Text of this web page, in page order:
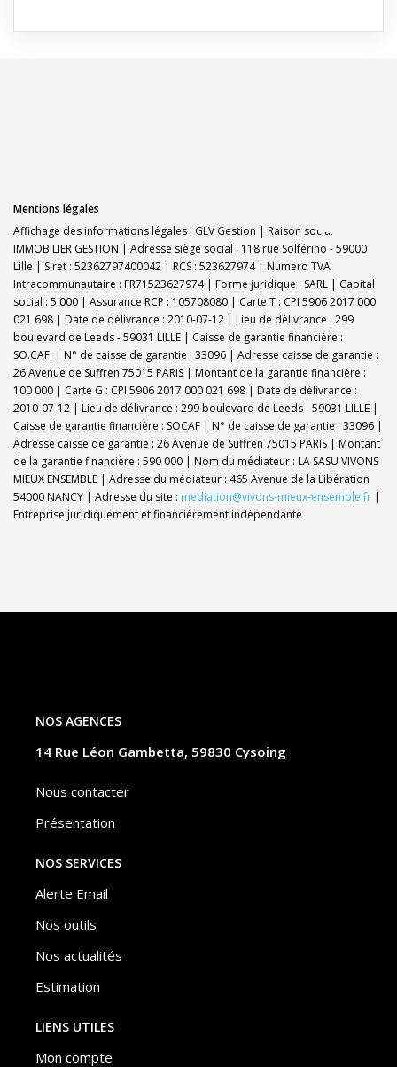
Mentions légales
Affichage des informations légales : GLV Gestion | Raison sociale : GLV
IMMOBILIER GESTION | Adresse siège social : 118 rue Solférino - 59000
Lille | Siret : 52362797400042 | RCS : 523627974 | Numero TVA
Intracommunautaire : FR71523627974 | Forme juridique : SARL | Capital
social : 5 000 | Assurance RCP : 105708080 | Carte T : CPI 5906 2017 000
021 698 | Date de délivrance : 2010-07-12 | Lieu de délivrance : 299
boulevard de Leeds - 59031 LILLE | Caisse de garantie financière :
SO.CAF. | N° de caisse de garantie : 33096 | Adresse caisse de garantie :
26 Avenue de Suffren 75015 PARIS | Montant de la garantie financière :
100 000 | Carte G : CPI 5906 2017 000 021 698 | Date de délivrance :
2010-07-12 | Lieu de délivrance : 299 boulevard de Leeds - 59031 LILLE |
Caisse de garantie financière : SOCAF | N° de caisse de garantie : 33096 |
Adresse caisse de garantie : 26 Avenue de Suffren 75015 PARIS | Montant
de la garantie financière : 590 000 | Nom du médiateur : LA SASU VIVONS
MIEUX ENSEMBLE | Adresse du médiateur : 465 Avenue de la Libération
54000 NANCY | Adresse du site : mediation@vivons-mieux-ensemble.fr |
Entreprise juridiquement et financièrement indépendante
NOS AGENCES
14 Rue Léon Gambetta, 59830 Cysoing
Nous contacter
Présentation
NOS SERVICES
Alerte Email
Nos outils
Nos actualités
Estimation
LIENS UTILES
Mon compte